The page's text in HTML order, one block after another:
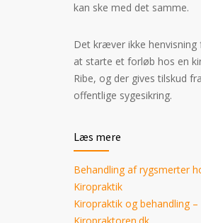
kan ske med det samme.
Det kræver ikke
at starte et forløb hos en
Ribe, og der gives tilskud
offentlige sygesikring.
Læs mere
Behandling af rygsmerter
Kiropraktik
Kiropraktik og behandling –